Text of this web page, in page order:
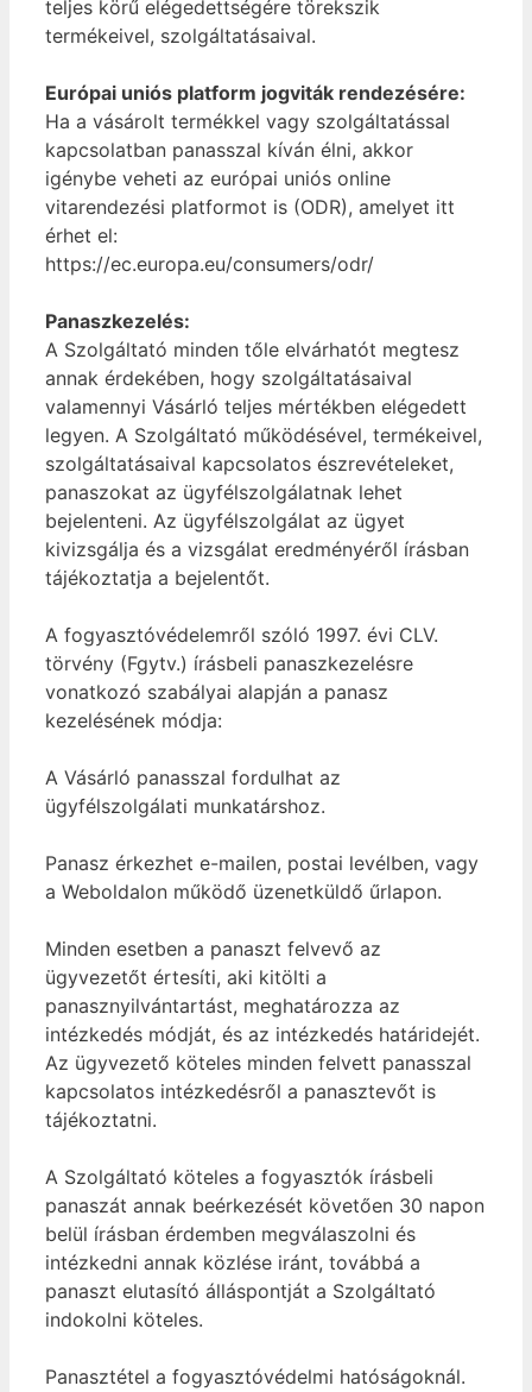
teljes körű elégedettségére törekszik
termékeivel, szolgáltatásaival.
Európai uniós platform jogviták rendezésére:
Ha a vásárolt termékkel vagy szolgáltatással
kapcsolatban panasszal kíván élni, akkor
igénybe veheti az európai uniós online
vitarendezési platformot is (ODR), amelyet itt
érhet el:
https://ec.europa.eu/consumers/odr/
Panaszkezelés:
A Szolgáltató minden tőle elvárhatót megtesz
annak érdekében, hogy szolgáltatásaival
valamennyi Vásárló teljes mértékben elégedett
legyen. A Szolgáltató működésével, termékeivel,
szolgáltatásaival kapcsolatos észrevételeket,
panaszokat az ügyfélszolgálatnak lehet
bejelenteni. Az ügyfélszolgálat az ügyet
kivizsgálja és a vizsgálat eredményéről írásban
tájékoztatja a bejelentőt.
A fogyasztóvédelemről szóló 1997. évi CLV.
törvény (Fgytv.) írásbeli panaszkezelésre
vonatkozó szabályai alapján a panasz
kezelésének módja:
A Vásárló panasszal fordulhat az
ügyfélszolgálati munkatárshoz.
Panasz érkezhet e-mailen, postai levélben, vagy
a Weboldalon működő üzenetküldő űrlapon.
Minden esetben a panaszt felvevő az
ügyvezetőt értesíti, aki kitölti a
panasznyilvántartást, meghatározza az
intézkedés módját, és az intézkedés határidejét.
Az ügyvezető köteles minden felvett panasszal
kapcsolatos intézkedésről a panasztevőt is
tájékoztatni.
A Szolgáltató köteles a fogyasztók írásbeli
panaszát annak beérkezését követően 30 napon
belül írásban érdemben megválaszolni és
intézkedni annak közlése iránt, továbbá a
panaszt elutasító álláspontját a Szolgáltató
indokolni köteles.
Panasztétel a fogyasztóvédelmi hatóságoknál.